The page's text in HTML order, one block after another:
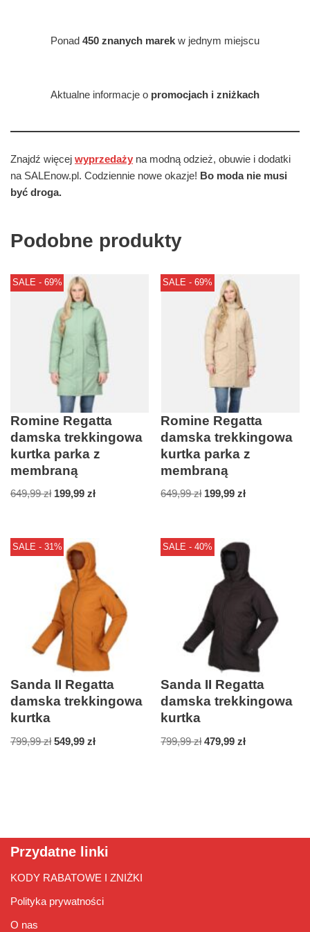
Ponad 450 znanych marek w jednym miejscu
Aktualne informacje o promocjach i zniżkach
Znajdź więcej wyprzedaży na modną odzież, obuwie i dodatki
na SALEnow.pl. Codziennie nowe okazje! Bo moda nie musi
być droga.
Podobne produkty
SALE - 69%
Romine Regatta
damska trekkingowa
kurtka parka z
membraną
649,99zł 199,99 zł
SALE - 69%
Romine Regatta
damska trekkingowa
kurtka parka z
membraną
649,99zł 199,99zł
SALE - 31%
Sanda II Regatta
damska trekkingowa
kurtka
799,99zł 549,99 zł
SALE - 40%
Sanda II Regatta
damska trekkingowa
kurtka
799,99zł 479,99zł
Przydatne linki
KODY RABATOWE I ZNIŻKI
Polityka prywatności
O nas